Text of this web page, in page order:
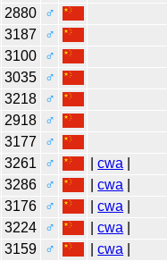
2880
♂
3187
♂
3100
♂
3035
♂
3218
♂
2918
♂
3177
♂
3261 ♂ |cwa
3286 ♂ |cwa
3176 ♂ |cwa
3224 ♂ |cwa
3159 ♂ |cwa